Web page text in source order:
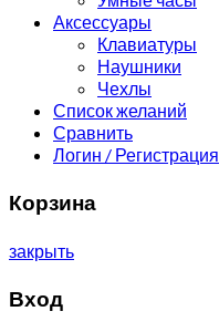
Аксессуары
Клавиатуры
Наушники
Чехлы
Список желаний
Сравнить
Логин / Регистрация
Корзина
закрыть
Вход